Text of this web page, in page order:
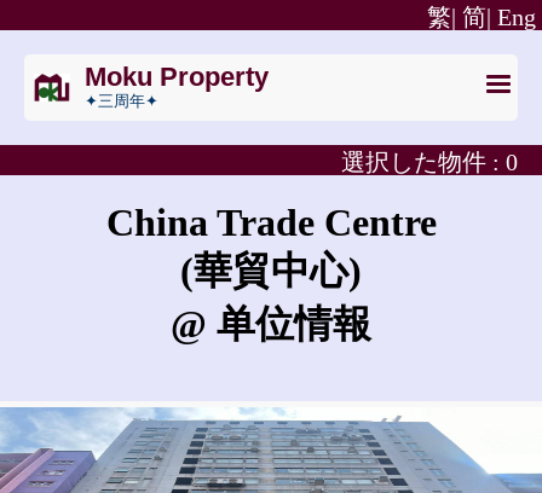
Eng
简|
繁|
Moku Property
✦三周年✦
選択した物件 : 0
China Trade Centre
(華貿中心)
@ 单位情報